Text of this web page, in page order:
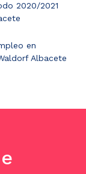
2020/2021
en
Albacete